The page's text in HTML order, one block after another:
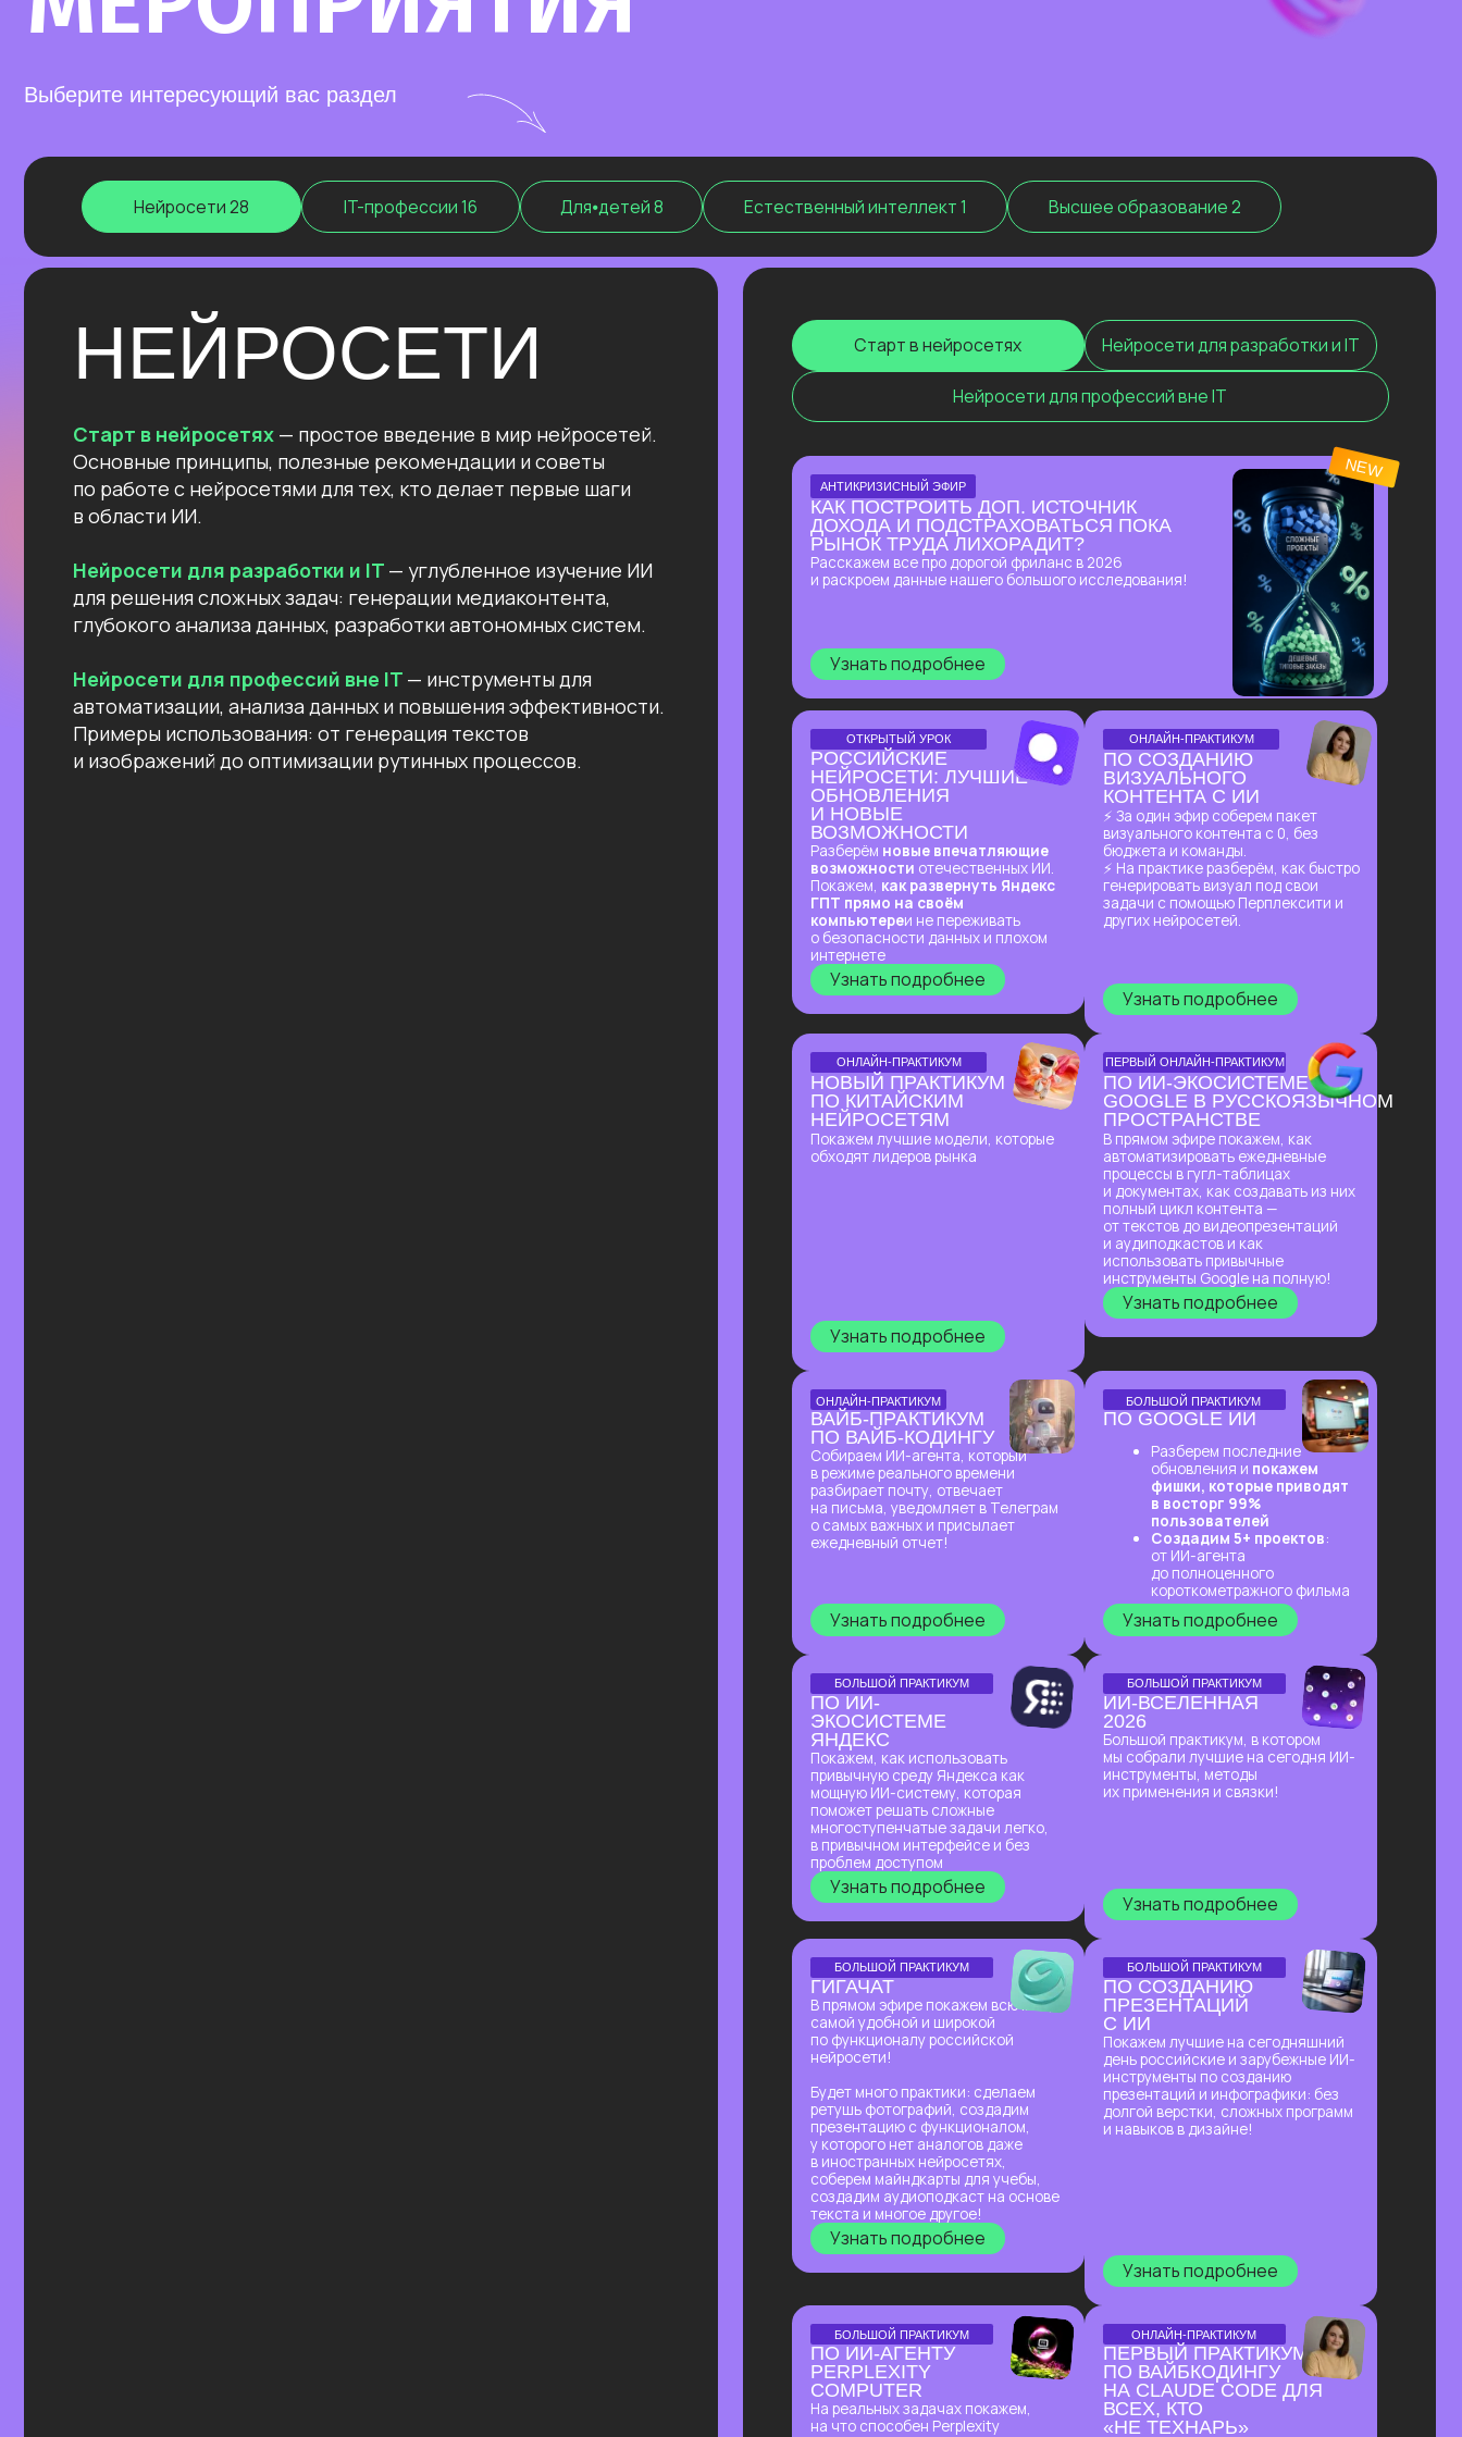
АНТИКРИЗИСНЫЙ ЭФИР
КАК ПОСТРОИТЬ ДОП. ИСТОЧНИК
РЫНОК ТРУДА ЛИХОРАДИТ?
Расскажем все про дорогой фриланс в 2026
и раскроем данные нашего большого исследования!
ОТКРЫТЫЙ УРОК
РОССИЙСКИЕ
НЕЙРОСЕТИ: ЛУЧШИЕ
ОБНОВЛЕНИЯ
ВОЗМОЖНОСТИ
ГПТ прямо на своём
и не переживать
о безопасности данных и плохом
Узнать подробнее
ОНЛАЙН-ПРАКТИКУМ
ПО СОЗДАНИЮ
ВИЗУАЛЬНОГО
КОНТЕНТА С ИИ
⚡ За один эфир соберем пакет
визуального контента с 0, без
задачи с помощью Перплексити и
других нейросетей.
Узнать подробнее
ОНЛАЙН-ПРАКТИКУМ
НОВЫЙ ПРАКТИКУМ
ПО КИТАЙСКИМ
НЕЙРОСЕТЯМ
Покажем лучшие модели, которые
обходят лидеров рынка
Узнать подробнее
ПЕРВЫЙ ОНЛАЙН-ПРАКТИКУМ
ПО ИИ-ЭКОСИСТЕМЕ
GOOGLE В РУССКОЯЗЫЧНОМ
ПРОСТРАНСТВЕ
В прямом эфире покажем, как
автоматизировать ежедневные
процессы в гугл-таблицах
и документах, как создавать из них
полный цикл контента —
от текстов до видеопрезентаций
использовать привычные
инструменты Google на полную!
Узнать подробнее
ОНЛАЙН-ПРАКТИКУМ
ВАЙБ-ПРАКТИКУМ
ПО ВАЙБ-КОДИНГУ
Собираем ИИ-агента, который
в режиме реального времени
БОЛЬШОЙ ПРАКТИКУМ
ПО GOOGLE ИИ
Разберем последние
обновления ипокажем
фишки, которые приводят
в восторг 99%
пользователей
Создадим 5+ проектов:
от ИИ-агента
до полноценного
короткометражного фильма
Узнать подробнее
БОЛЬШОЙ ПРАКТИКУМ
ЭКОСИСТЕМЕ
Покажем, как использовать
привычную среду Яндекса как
мощную ИИ-систему, которая
поможет решать сложные
многоступенчатые задачи легко,
в привычном интерфейсе и без
проблем доступом
Узнать подробнее
ИИ-ВСЕЛЕННАЯ
2026
Большой практикум, в котором
мы собрали лучшие на сегодня ИИ-
инструменты, методы
их применения и связки!
Узнать подробнее
В прямом эфире покажем всю мощь
самой удобной и широкой
по функционалу российской
Будет много практики: сделаем
ретушь фотографий, создадим
презентацию с функционалом,
у которого нет аналогов даже
в иностранных нейросетях,
соберем майндкарты для учебы,
создадим аудиоподкаст на основе
текста и многое другое!
Узнать подробнее
ПО СОЗДАНИЮ
ПРЕЗЕНТАЦИЙ
Покажем лучшие на сегодняшний
день российские и зарубежные ИИ-
инструменты по созданию
презентаций и инфографики: без
долгой верстки, сложных программ
и навыков в дизайне!
ПО ИИ-АГЕНТУ
PERPLEXITY
COMPUTER
На реальных задачах покажем,
на что способен Perplexity
Computer, и в чем кардинальное
отличие от привычного
взаимодействия с нейросетями!
Узнать подробнее
ОНЛАЙН-ПРАКТИКУМ
ПЕРВЫЙ ПРАКТИКУМ
ПО ВАЙБКОДИНГУ
НА CLAUDE CODE ДЛЯ
ВСЕХ, КТО
«НЕ ТЕХНАРЬ»
Обещаем: за 2 часа переведем
тебя из точки «Это точно не для
меня» в точку «Я тоже могу вайб-
Узнать подробнее
ОНЛАЙН-ПРАКТИКУМ
ПОДРАБОТКА НА ИИ
ДЛЯ КАЖДОГО
Разберем, на каких задачах можно
выстроить стабильную подработку
от 30 т.р. с помощью простых ИИ-
инструментов и все это:
✔ Без технического бэкграунда
во фрилансе
✔ Даже если есть всего 2 часа
Узнать подробнее
НЕЙРОСЕТИ
Старт в нейросетях— простое введение в мир нейросетей.
Основные принципы, полезные рекомендации и советы
Нейросети для разработки и IT — углубленное изучение ИИ
для решения сложных задач: генерации медиаконтента,
Нейросети для профессий вне IT — инструменты для
автоматизации, анализа данных и повышения эффективности.
Примеры использования: от генерация текстов
и изображений до оптимизации рутинных процессов.
Нейросети для разработки и IT
Нейросети для профессий вне IT
Нейросети 28 IT-профессии 16 Для⦁детей 8
NEW